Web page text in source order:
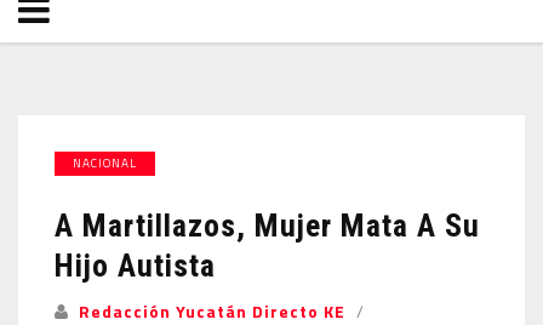
NACIONAL
A Martillazos, Mujer Mata A Su
Hijo Autista
Redacción Yucatán Directo KE